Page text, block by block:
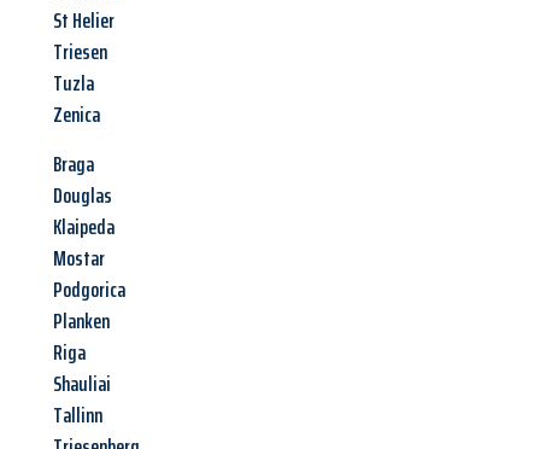
St Helier
Triesen
Tuzla
Zenica
Braga
Douglas
Klaipeda
Mostar
Podgorica
Planken
Riga
Shauliai
Tallinn